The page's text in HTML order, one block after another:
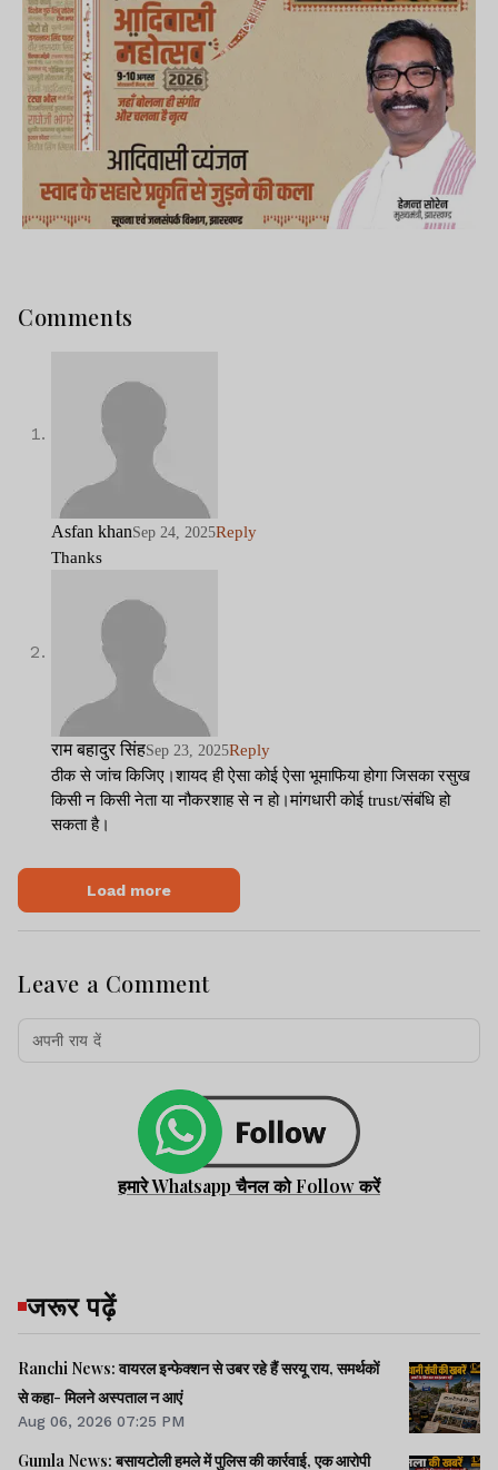
Comments
Asfan khanSep 24, 2025Reply
Thanks
राम बहादुर सिंहSep 23, 2025Reply
ठीक से जांच किजिए।शायद ही ऐसा कोई ऐसा भूमाफिया होगा जिसका रसुख
किसी न किसी नेता या नौकरशाह से न हो।मांगधारी कोई trust/संबंधि हो
सकता है।
Load more
Leave a Comment
हमारे Whatsapp चैनल को Follow करें
जरूर पढ़ें
Ranchi News: वायरल इन्फेक्शन से उबर रहे हैं सरयू राय, समर्थकों
से कहा- मिलने अस्पताल न आएं
Aug 06, 2026 07:25 PM
Gumla News: बसायटोली हमले में पुलिस की कार्रवाई, एक आरोपी